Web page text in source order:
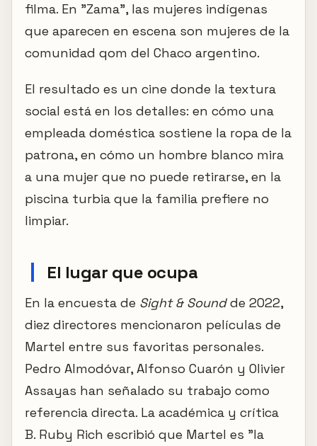
filma. En "Zama", las mujeres indígenas
que aparecen en escena son mujeres de la
comunidad qom del Chaco argentino.
El resultado es un cine donde la textura
social está en los detalles: en cómo una
empleada doméstica sostiene la ropa de la
patrona, en cómo un hombre blanco mira
a una mujer que no puede retirarse, en la
piscina turbia que la familia prefiere no
limpiar.
El lugar que ocupa
En la encuesta de Sight & Soundde 2022,
diez directores mencionaron películas de
Martel entre sus favoritas personales.
Pedro Almodóvar, Alfonso Cuarón y Olivier
Assayas han señalado su trabajo como
referencia directa. La académica y crítica
B. Ruby Rich escribió que Martel es "la